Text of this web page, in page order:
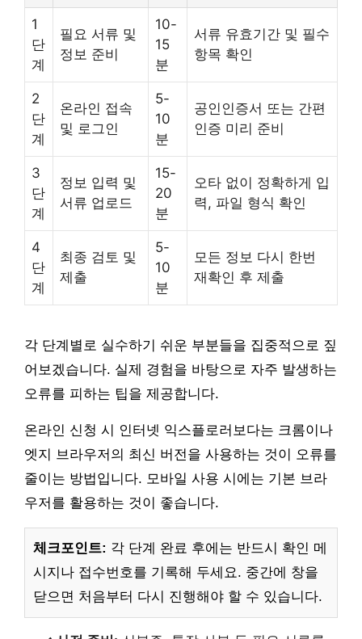
1
단
계
필요 서류 및
정보 준비
10-
15
분
서류 유효기간 및 필수
항목 확인
2
단
계
온라인 접속
및 로그인
5-
10
분
공인인증서 또는 간편
인증 미리 준비
3
단
계
정보 입력 및
서류 업로드
15-
20
분
오타 없이 정확하게 입
력, 파일 형식 확인
4
단
계
최종 검토 및
제출
5-
10
분
모든 정보 다시 한번
재확인 후 제출
각 단계별로 실수하기 쉬운 부분들을 집중적으로 짚
어보겠습니다. 실제 경험을 바탕으로 자주 발생하는
오류를 피하는 팁을 제공합니다.
온라인 신청 시 인터넷 익스플로러보다는 크롬이나
엣지 브라우저의 최신 버전을 사용하는 것이 오류를
줄이는 방법입니다. 모바일 사용 시에는 기본 브라
우저를 활용하는 것이 좋습니다.
체크포인트: 각 단계 완료 후에는 반드시 확인 메
시지나 접수번호를 기록해 두세요. 중간에 창을
닫으면 처음부터 다시 진행해야 할 수 있습니다.